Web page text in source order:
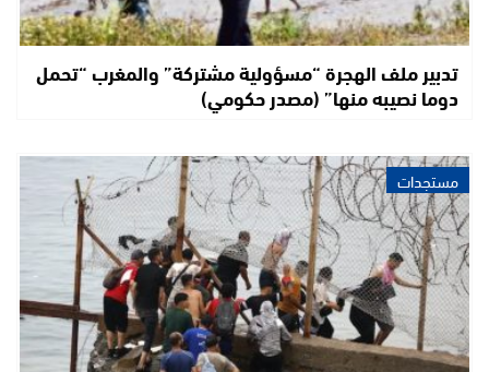
تدبير ملف الهجرة “مسؤولية مشتركة” والمغرب “تحمل
دوما نصيبه منها” (مصدر حكومي)
مستجدات